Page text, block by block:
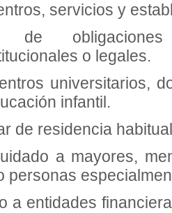
servicios y
de
o legales.
universitarios,
infantil.
de residencia
a mayores,
personas
entidades